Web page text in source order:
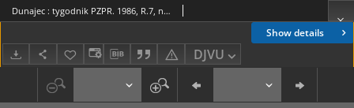
Show details
DJVU
Dunajec : tygodnik PZPR. 1986, R.7, nr 32(301)